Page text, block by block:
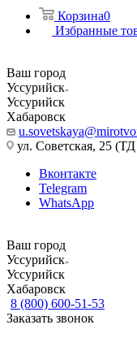
Корзина0
Избранные
Ваш город
Уссурийск
Уссурийск
Хабаровск
ул. Советская, 25
Вконтакте
Telegram
WhatsApp
Ваш город
Уссурийск
Уссурийск
Хабаровск
8 (800) 600-51-53
Заказать звонок